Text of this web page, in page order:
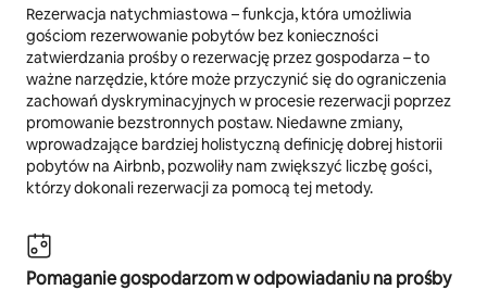
Rezerwacja natychmiastowa – funkcja, która umożliwia
gościom rezerwowanie pobytów bez konieczności
zatwierdzania prośby o rezerwację przez gospodarza – to
ważne narzędzie, które może przyczynić się do ograniczenia
zachowań dyskryminacyjnych w procesie rezerwacji poprzez
promowanie bezstronnych postaw. Niedawne zmiany,
wprowadzające bardziej holistyczną definicję dobrej historii
pobytów na Airbnb, pozwoliły nam zwiększyć liczbę gości,
którzy dokonali rezerwacji za pomocą tej metody.
Pomaganie gospodarzom w odpowiadaniu na prośby